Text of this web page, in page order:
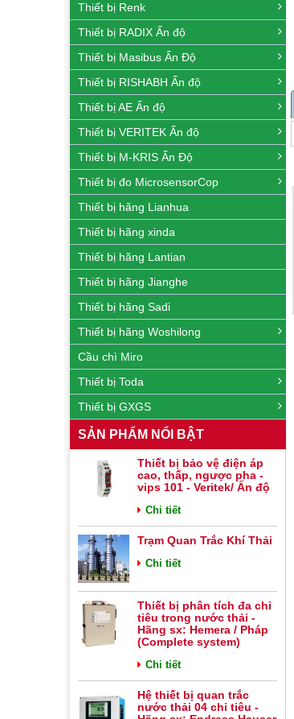
Thiết bị Renk
Thiết bị RADIX Ấn độ
Thiết bị Masibus Ấn Độ
Thiết bị RISHABH Ấn độ
Thiết bị AE Ấn độ
Thiết bị VERITEK Ấn độ
Thiết bị M-KRIS Ấn Độ
Thiết bị đo MicrosensorCop
Thiết bị hãng Lianhua
Thiết bị hãng xinda
Thiết bị hãng Lantian
Thiết bị hãng Jianghe
Thiết bị hãng Sadi
Thiết bị hãng Woshilong
Cầu chì Miro
Thiết bị Toda
Thiết bị GXGS
SẢN PHẨM NỔI BẬT
Thiết bị bảo vệ điện áp
cao, thấp, ngược pha -
vips 101 - Veritek/ Ấn độ
Chi tiết
Trạm Quan Trắc Khí Thải
Chi tiết
Thiết bị phân tích đa chỉ
tiêu trong nước thải -
Hãng sx: Hemera / Pháp
(Complete system)
Chi tiết
Hệ thiết bị quan trắc
nước thải 04 chỉ tiêu -